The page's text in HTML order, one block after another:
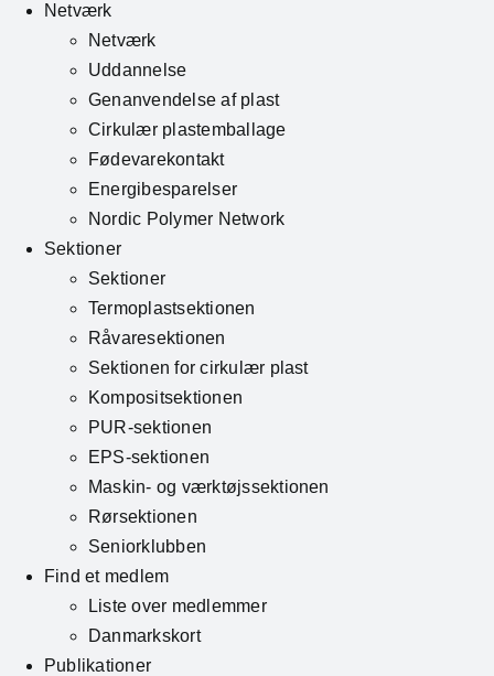
Netværk
Netværk
Uddannelse
Genanvendelse af plast
Cirkulær plastemballage
Fødevarekontakt
Energibesparelser
Nordic Polymer Network
Sektioner
Sektioner
Termoplastsektionen
Råvaresektionen
Sektionen for cirkulær plast
Kompositsektionen
PUR-sektionen
EPS-sektionen
Maskin- og værktøjssektionen
Rørsektionen
Seniorklubben
Find et medlem
Liste over medlemmer
Danmarkskort
Publikationer